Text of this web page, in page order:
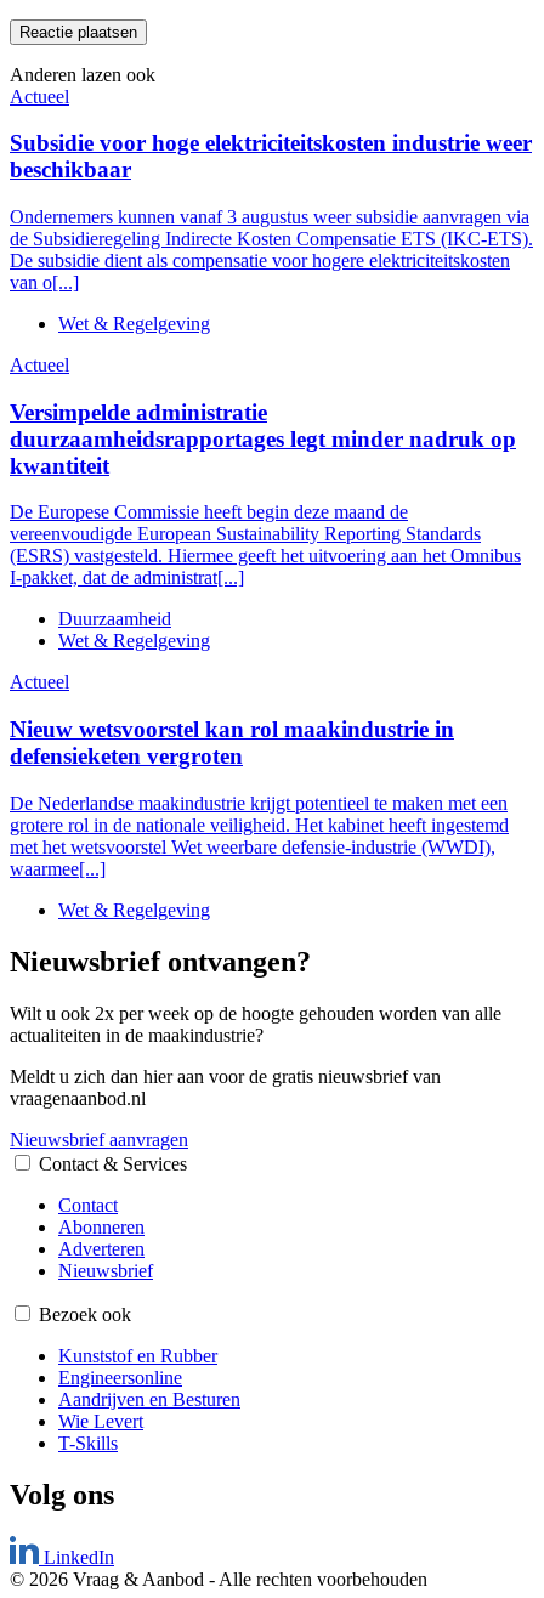
Anderen lazen ook
Actueel
Subsidie voor hoge elektriciteitskosten industrie weer
beschikbaar
Ondernemers kunnen vanaf 3 augustus weer subsidie aanvragen via
de Subsidieregeling Indirecte Kosten Compensatie ETS (IKC-ETS).
De subsidie dient als compensatie voor hogere elektriciteitskosten
van o[...]
Wet & Regelgeving
Actueel
Versimpelde administratie
duurzaamheidsrapportages legt minder nadruk op
kwantiteit
De Europese Commissie heeft begin deze maand de
vereenvoudigde European Sustainability Reporting Standards
(ESRS) vastgesteld. Hiermee geeft het uitvoering aan het Omnibus
I-pakket, dat de administrat[...]
Duurzaamheid
Wet & Regelgeving
Actueel
Nieuw wetsvoorstel kan rol maakindustrie in
defensieketen vergroten
De Nederlandse maakindustrie krijgt potentieel te maken met een
grotere rol in de nationale veiligheid. Het kabinet heeft ingestemd
met het wetsvoorstel Wet weerbare defensie-industrie (WWDI),
waarmee[...]
Wet & Regelgeving
Nieuwsbrief ontvangen?
Wilt u ook 2x per week op de hoogte gehouden worden van alle
actualiteiten in de maakindustrie?
Meldt u zich dan hier aan voor de gratis nieuwsbrief van
vraagenaanbod.nl
Nieuwsbrief aanvragen
Contact & Services
Contact
Abonneren
Adverteren
Nieuwsbrief
Bezoek ook
Kunststof en Rubber
Engineersonline
Aandrijven en Besturen
Wie Levert
T-Skills
Volg ons
LinkedIn
© 2026 Vraag & Aanbod -Alle rechten voorbehouden